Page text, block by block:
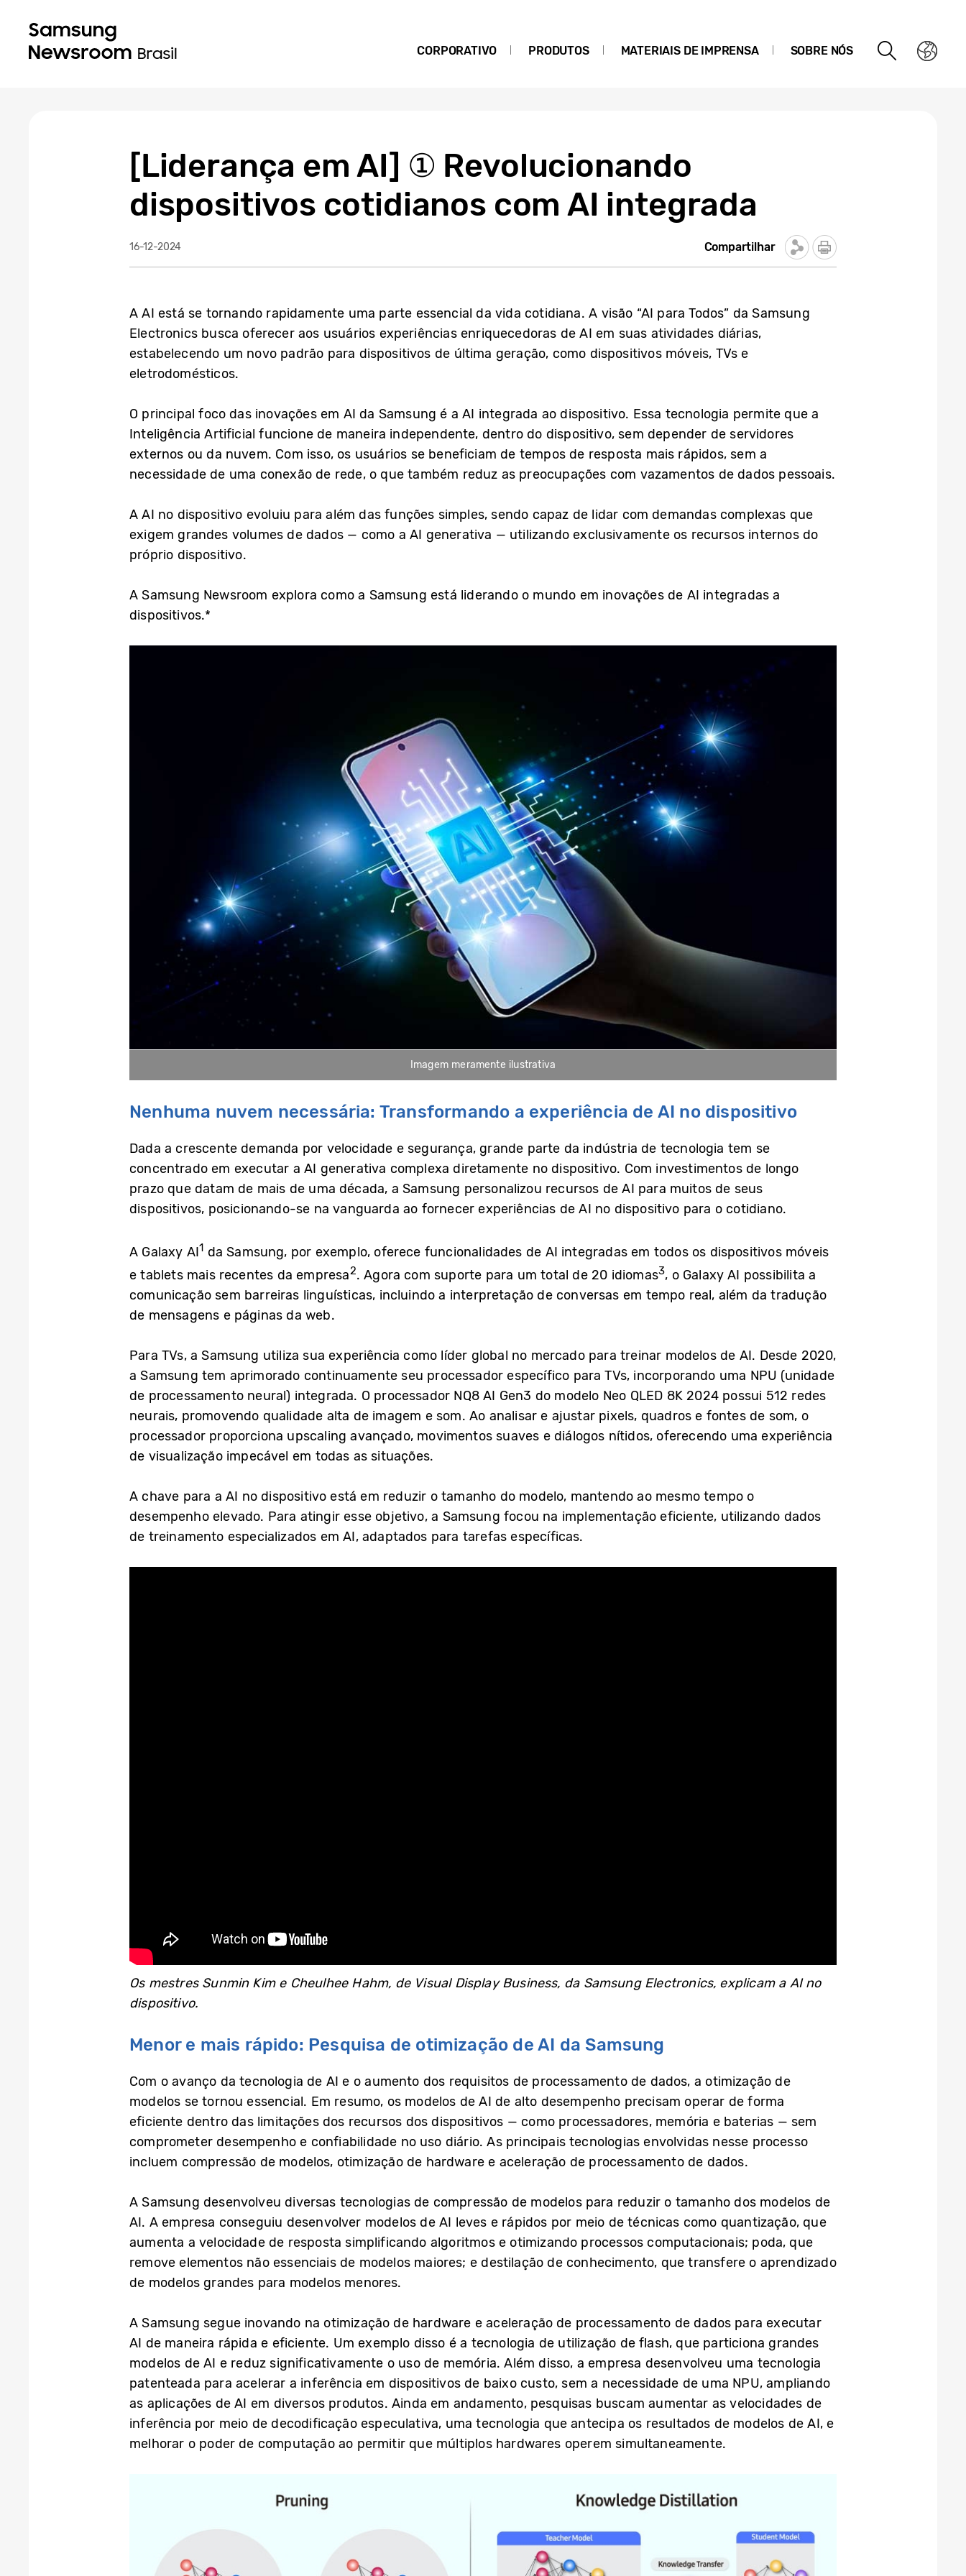
CORPORATIVO PRODUTOS MATERIAIS DE IMPRENSA SOBRE NÓS
[Liderança em AI] ① Revolucionando
dispositivos cotidianos com AI integrada
16-12-2024 Compartilhar
A AI está se tornando rapidamente uma parte essencial da vida cotidiana. A visão “AI para Todos” da Samsung
Electronics busca oferecer aos usuários experiências enriquecedoras de AI em suas atividades diárias,
estabelecendo um novo padrão para dispositivos de última geração, como dispositivos móveis, TVs e
eletrodomésticos.
O principal foco das inovações em AI da Samsung é a AI integrada ao dispositivo. Essa tecnologia permite que a
Inteligência Artificial funcione de maneira independente, dentro do dispositivo, sem depender de servidores
externos ou da nuvem. Com isso, os usuários se beneficiam de tempos de resposta mais rápidos, sem a
necessidade de uma conexão de rede, o que também reduz as preocupações com vazamentos de dados pessoais.
A AI no dispositivo evoluiu para além das funções simples, sendo capaz de lidar com demandas complexas que
exigem grandes volumes de dados — como a AI generativa — utilizando exclusivamente os recursos internos do
próprio dispositivo.
A Samsung Newsroom explora como a Samsung está liderando o mundo em inovações de AI integradas a
dispositivos.*
Imagem meramente ilustrativa
Nenhuma nuvem necessária: Transformando a experiência de AI no dispositivo
Dada a crescente demanda por velocidade e segurança, grande parte da indústria de tecnologia tem se
concentrado em executar a AI generativa complexa diretamente no dispositivo. Com investimentos de longo
prazo que datam de mais de uma década, a Samsung personalizou recursos de AI para muitos de seus
dispositivos, posicionando-se na vanguarda ao fornecer experiências de AI no dispositivo para o cotidiano.
A Galaxy AI1 da Samsung, por exemplo, oferece funcionalidades de AI integradas em todos os dispositivos móveis
e tablets mais recentes da empresa2. Agora com suporte para um total de 20 idiomas3, o Galaxy AI possibilita a
comunicação sem barreiras linguísticas, incluindo a interpretação de conversas em tempo real, além da tradução
de mensagens e páginas da web.
Para TVs, a Samsung utiliza sua experiência como líder global no mercado para treinar modelos de AI. Desde 2020,
a Samsung tem aprimorado continuamente seu processador específico para TVs, incorporando uma NPU (unidade
de processamento neural) integrada. O processador NQ8 AI Gen3 do modelo Neo QLED 8K 2024 possui 512 redes
neurais, promovendo qualidade alta de imagem e som. Ao analisar e ajustar pixels, quadros e fontes de som, o
processador proporciona upscaling avançado, movimentos suaves e diálogos nítidos, oferecendo uma experiência
de visualização impecável em todas as situações.
A chave para a AI no dispositivo está em reduzir o tamanho do modelo, mantendo ao mesmo tempo o
desempenho elevado. Para atingir esse objetivo, a Samsung focou na implementação eficiente, utilizando dados
de treinamento especializados em AI, adaptados para tarefas específicas.
Os mestres Sunmin Kim e Cheulhee Hahm, de Visual Display Business, da Samsung Electronics, explicam a AI no
dispositivo.
Menor e mais rápido: Pesquisa de otimização de AI da Samsung
Com o avanço da tecnologia de AI e o aumento dos requisitos de processamento de dados, a otimização de
modelos se tornou essencial. Em resumo, os modelos de AI de alto desempenho precisam operar de forma
eficiente dentro das limitações dos recursos dos dispositivos — como processadores, memória e baterias — sem
comprometer desempenho e confiabilidade no uso diário. As principais tecnologias envolvidas nesse processo
incluem compressão de modelos, otimização de hardware e aceleração de processamento de dados.
A Samsung desenvolveu diversas tecnologias de compressão de modelos para reduzir o tamanho dos modelos de
AI. A empresa conseguiu desenvolver modelos de AI leves e rápidos por meio de técnicas como quantização, que
aumenta a velocidade de resposta simplificando algoritmos e otimizando processos computacionais; poda, que
remove elementos não essenciais de modelos maiores; e destilação de conhecimento, que transfere o aprendizado
de modelos grandes para modelos menores.
A Samsung segue inovando na otimização de hardware e aceleração de processamento de dados para executar
AI de maneira rápida e eficiente. Um exemplo disso é a tecnologia de utilização de flash, que particiona grandes
modelos de AI e reduz significativamente o uso de memória. Além disso, a empresa desenvolveu uma tecnologia
patenteada para acelerar a inferência em dispositivos de baixo custo, sem a necessidade de uma NPU, ampliando
as aplicações de AI em diversos produtos. Ainda em andamento, pesquisas buscam aumentar as velocidades de
inferência por meio de decodificação especulativa, uma tecnologia que antecipa os resultados de modelos de AI, e
melhorar o poder de computação ao permitir que múltiplos hardwares operem simultaneamente.